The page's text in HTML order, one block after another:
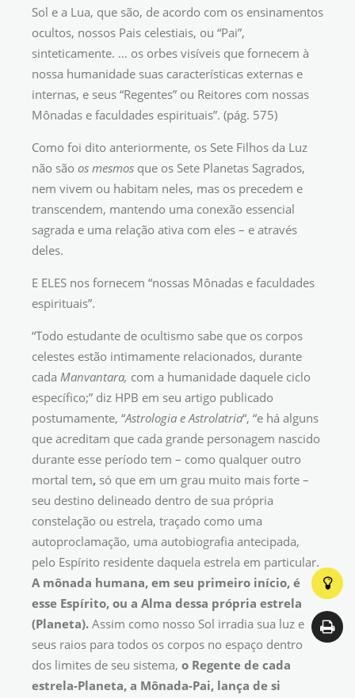
Sol e a Lua, que são, de acordo com os ensinamentos
ocultos, nossos Pais celestiais, ou “Pai”,
sinteticamente. … os orbes visíveis que fornecem à
nossa humanidade suas características externas e
internas, e seus “Regentes” ou Reitores com nossas
Mônadas e faculdades espirituais”. (pág. 575)
Como foi dito anteriormente, os Sete Filhos da Luz
não são os mesmos que os Sete Planetas Sagrados,
nem vivem ou habitam neles, mas os precedem e
transcendem, mantendo uma conexão essencial
sagrada e uma relação ativa com eles – e através
deles.
E ELES nos fornecem “nossas Mônadas e faculdades
espirituais”.
“Todo estudante de ocultismo sabe que os corpos
celestes estão intimamente relacionados, durante
cada Manvantara, com a humanidade daquele ciclo
específico;” diz HPB em seu artigo publicado
postumamente, “Astrologia e Astrolatria“, “e há alguns
que acreditam que cada grande personagem nascido
durante esse período tem – como qualquer outro
mortal tem, só que em um grau muito mais forte –
seu destino delineado dentro de sua própria
constelação ou estrela, traçado como uma
autoproclamação, uma autobiografia antecipada,
pelo Espírito residente daquela estrela em particular.
A mônada humana, em seu primeiro início, é
esse Espírito, ou a Alma dessa própria estrela
(Planeta). Assim como nosso Sol irradia sua luz e
seus raios para todos os corpos no espaço dentro
dos limites de seu sistema, o Regente de cada
estrela-Planeta, a Mônada-Pai, lança de si